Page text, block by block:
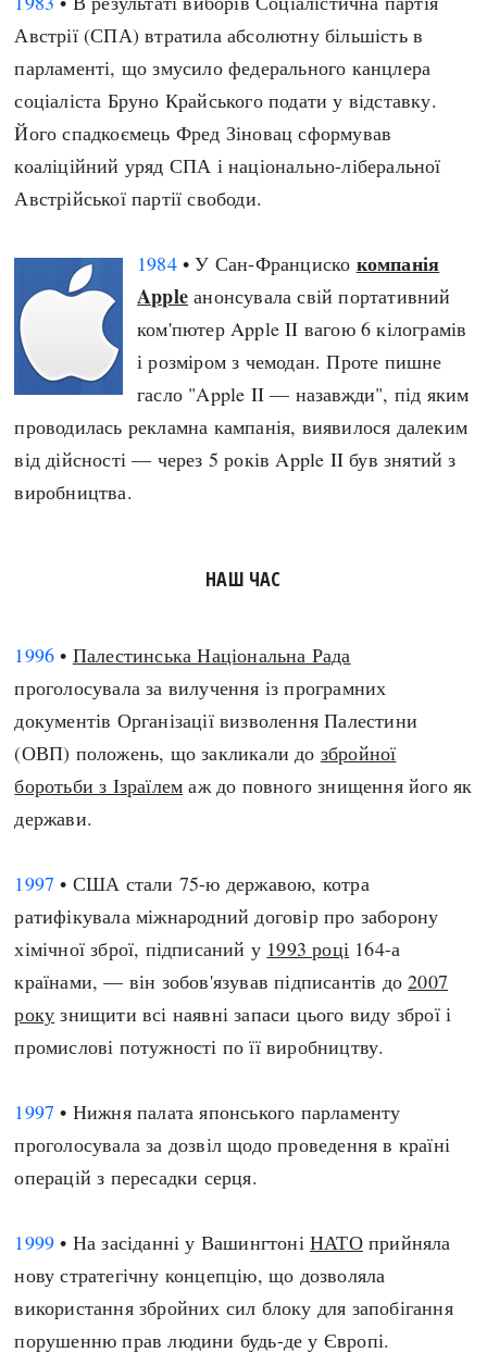
Австрії (СПА) втратила абсолютну більшість в
парламенті, що змусило федерального канцлера
соціаліста Бруно Крайського подати у відставку.
Його спадкоємець Фред Зіновац сформував
коаліційний уряд СПА і національно-ліберальної
Австрійської партії свободи.
1984• У Сан-Франциско компанія
Apple анонсувала свій портативний
ком'пютер Apple II вагою 6 кілограмів
і розміром з чемодан. Проте пишне
гасло "Apple II — назавжди", під яким
проводилась рекламна кампанія, виявилося далеким
від дійсності — через 5 років Apple II був знятий з
виробництва.
НАШ ЧАС
1996 • Палестинська Національна Рада
проголосувала за вилучення із програмних
документів Організації визволення Палестини
(ОВП) положень, що закликали до збройної
боротьби з Ізраїлем аж до повного знищення його як
держави.
1997 • США стали 75-ю державою, котра
ратифікувала міжнародний договір про заборону
хімічної зброї, підписаний у 1993 році 164-а
країнами, — він зобов'язував підписантів до2007
року знищити всі наявні запаси цього виду зброї і
промислові потужності по її виробництву.
1997 • Нижня палата японського парламенту
проголосувала за дозвіл щодо проведення в країні
операцій з пересадки серця.
1999 • На засіданні у ВашингтоніНАТОприйняла
нову стратегічну концепцію, що дозволяла
використання збройних сил блоку для запобігання
порушенню прав людини будь-де у Європі.